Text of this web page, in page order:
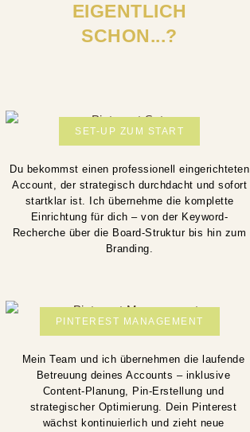
EIGENTLICH
SCHON...?
SET-UP ZUM START
Du bekommst einen professionell eingerichteten
Account, der strategisch durchdacht und sofort
startklar ist. Ich übernehme die komplette
Einrichtung für dich – von der Keyword-
Recherche über die Board-Struktur bis hin zum
Branding.
PINTEREST MANAGEMENT
Mein Team und ich übernehmen die laufende
Betreuung deines Accounts – inklusive
Content-Planung, Pin-Erstellung und
strategischer Optimierung. Dein Pinterest
wächst kontinuierlich und zieht neue